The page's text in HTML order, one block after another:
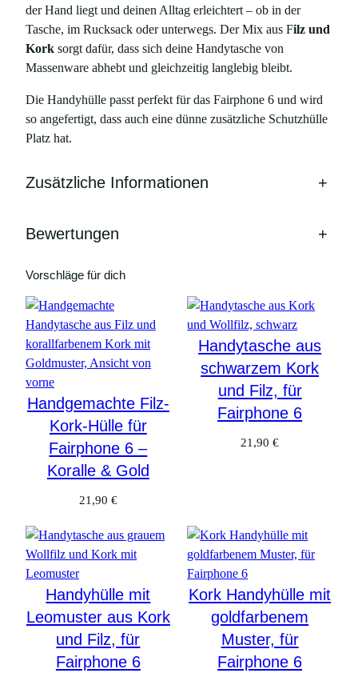
t
e
m
K
r
k
–
c
a
g
e
m
u
s
t
e
F
a
i
h
der Hand liegt und deinen Alltag erleichtert – ob in der
Tasche, im Rucksack oder unterwegs. Der Mix aus Filz und
Kork sorgt dafür, dass sich deine Handytasche von
Massenware abhebt und gleichzeitig langlebig bleibt.
Die Handyhülle passt perfekt für das Fairphone 6 und wird
so angefertigt, dass auch eine dünne zusätzliche Schutzhülle
Platz hat.
Zusätzliche Informationen +
Bewertungen +
Vorschläge für dich
Handgemachte Filz-
Kork-Hülle für
Fairphone 6 –
Koralle & Gold
21,90 €
Handytasche aus
schwarzem Kork
und Filz, für
Fairphone 6
21,90€
Handyhülle mit
Leomuster aus Kork
und Filz, für
Fairphone 6
Kork Handyhülle mit
goldfarbenem
Muster, für
Fairphone 6